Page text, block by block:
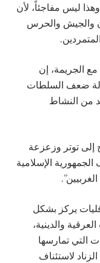
ليس مفاجئاً، لأن
والجيش والحرس
الجريمة، إن
ضعف السلطات
من النشاط
إلى توتر وزعزعة
الإسلامية
يركز بشكل
والدينية،
التي تمارسها
لاستئناف